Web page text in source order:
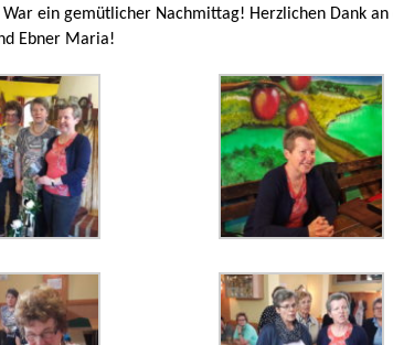
War ein gemütlicher Nachmittag! Herzlichen Dank
Ebner Maria!